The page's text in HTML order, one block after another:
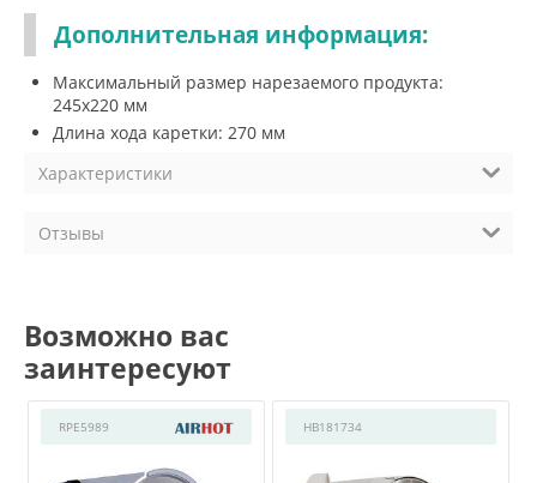
Дополнительная информация:
Максимальный размер нарезаемого продукта:
245x220 мм
Длина хода каретки: 270 мм
Характеристики
Отзывы
Возможно вас
заинтересуют
RPE5989 HB181734